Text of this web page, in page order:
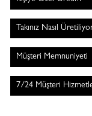
Takınız Nasıl
Müşteri Memnuniyeti
7/24 Müşteri